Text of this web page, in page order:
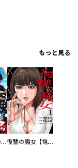
もっと見る
ゲーム内最強の『裏ボス』に転生したので、主人公の代わりに最速クリアを目指します！【電子単行本版】 復讐の魔女【電子単行本版】